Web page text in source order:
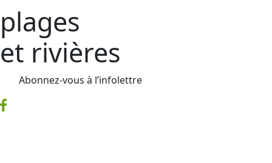
plages
et rivières
Abonnez-vous à l’infolettre